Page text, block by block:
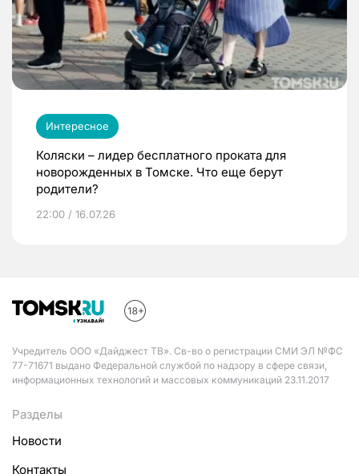
Интересное
Коляски – лидер бесплатного проката для
новорожденных в Томске. Что еще берут
родители?
22:00 / 16.07.26
Учредитель ООО «Дайджест ТВ». Св-во о регистрации СМИ ЭЛ №ФС
77-71671 выдано Федеральной службой по надзору в сфере связи,
информационных технологий и массовых коммуникаций 23.11.2017
Разделы
Новости
Контакты